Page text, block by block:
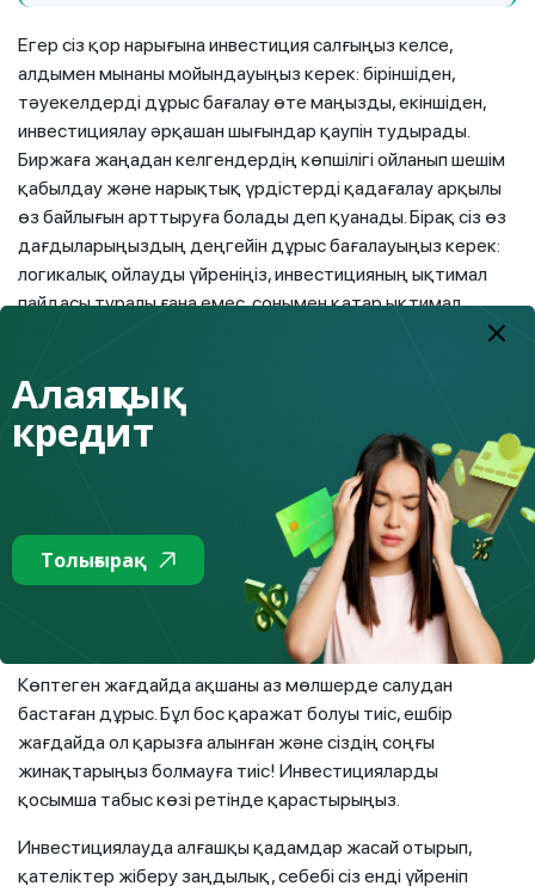
Егер сіз қор нарығына инвестиция салғыңыз келсе,
алдымен мынаны мойындауыңыз керек: біріншіден,
тәуекелдерді дұрыс бағалау өте маңызды, екіншіден,
инвестициялау әрқашан шығындар қаупін тудырады.
Биржаға жаңадан келгендердің көпшілігі ойланып шешім
қабылдау және нарықтық үрдістерді қадағалау арқылы
өз байлығын арттыруға болады деп қуанады. Бірақ сіз өз
дағдыларыңыздың деңгейін дұрыс бағалауыңыз керек:
логикалық ойлауды үйреніңіз, инвестицияның ықтимал
пайдасы туралы ғана емес, сонымен қатар ықтимал
әрқашан болжап отыру мүмкін емес және онда секунд
сайын болып отыратын оқиғаларға импульсивті түрде
қарамау керек, бұл тек шығынға әкелуі мүмкін.
Табысты инвесторлар акциялар, облигациялар немесе
басқа нәрсе болсын, өздері инвестиция салатын қор
нарығын түсінеді. Олар пайда табу үшін алдымен саралап
алып шешім қабылдау қажет екенін біледі және сынақтар
мен қателіктер арқылы ондай дағдыларды үздіксіз
Көптеген жағдайда ақшаны аз мөлшерде салудан
бастаған дұрыс. Бұл бос қаражат болуы тиіс, ешбір
жағдайда ол қарызға алынған және сіздің соңғы
жинақтарыңыз болмауға тиіс! Инвестицияларды
қосымша табыс көзі ретінде қарастырыңыз.
Инвестициялауда алғашқы қадамдар жасай отырып,
қателіктер жіберу заңдылық, себебі сіз енді үйреніп
Алаяқтық
кредит
Толығырақ